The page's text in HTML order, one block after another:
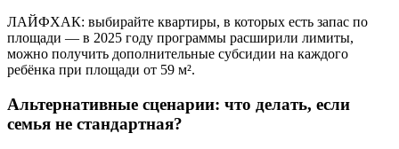
ЛАЙФХАК: выбирайте квартиры, в которых есть запас по
площади — в 2025 году программы расширили лимиты,
можно получить дополнительные субсидии на каждого
ребёнка при площади от 59 м².
Альтернативные сценарии: что делать, если
семья не стандартная?